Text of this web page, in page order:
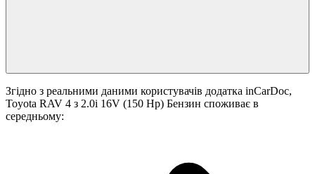
Згідно з реальними даними користувачів додатка inCarDoc,
Toyota RAV 4 з 2.0i 16V (150 Hp) Бензин споживає в
середньому: